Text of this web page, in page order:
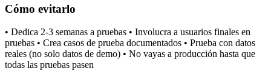
Cómo evitarlo
• Dedica 2-3 semanas a pruebas • Involucra a usuarios finales en
pruebas • Crea casos de prueba documentados • Prueba con datos
reales (no solo datos de demo) • No vayas a producción hasta que
todas las pruebas pasen